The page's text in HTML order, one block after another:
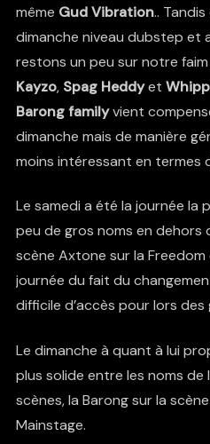
même Gud Vibration..
dimanche niveau dubstep et
restons un peu sur notre
Kayzo,Spag Heddyet
Barong familyvient
dimanche mais de manière
moins intéressant en termes
Le samedi a été la journée la
peu de gros noms en dehors
scène Axtone sur la
journée du fait du
difficile d’accès pour lors des
Le dimanche à quant à lui
plus solide entre les noms de
scènes, la Barong sur la
Mainstage.